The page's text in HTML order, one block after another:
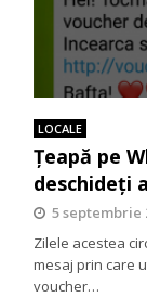
LOCALE
Ţeapă pe
deschideţi
5 septembrie
Zilele acestea
mesaj prin care
voucher…